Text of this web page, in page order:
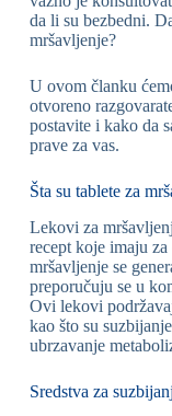
da li su bezbedni.
mršavljenje?
U ovom članku
otvoreno
postavite i kako da
prave za vas.
Šta su tablete za
Lekovi za
recept koje imaju
mršavljenje se
preporučuju se u
Ovi lekovi
kao što su
ubrzavanje
Sredstva za